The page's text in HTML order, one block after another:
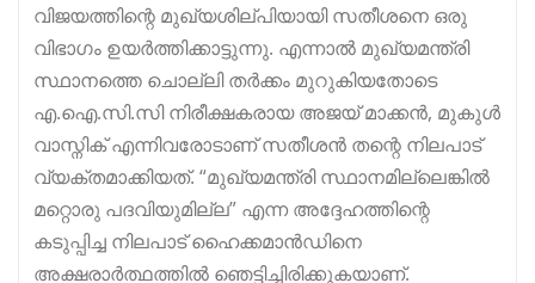
വിജയത്തിന്റെ മുഖ്യശില്പിയായി സതീശനെ ഒരു
വിഭാഗം ഉയർത്തിക്കാട്ടുന്നു. എന്നാൽ മുഖ്യമന്ത്രി
സ്ഥാനത്തെ ചൊല്ലി തർക്കം മുറുകിയതോടെ
എ.ഐ.സി.സി നിരീക്ഷകരായ അജയ് മാക്കൻ, മുകുൾ
വാസ്നിക് എന്നിവരോടാണ് സതീശൻ തന്റെ നിലപാട്
വ്യക്തമാക്കിയത്. “മുഖ്യമന്ത്രി സ്ഥാനമില്ലെങ്കിൽ
മറ്റൊരു പദവിയുമില്ല” എന്ന അദ്ദേഹത്തിന്റെ
കടുപ്പിച്ച നിലപാട് ഹൈക്കമാൻഡിനെ
അക്ഷരാർത്ഥത്തിൽ ഞെട്ടിച്ചിരിക്കുകയാണ്.